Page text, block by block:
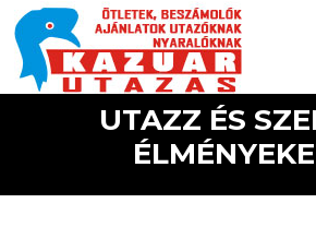
Ugrás a tartalomra
UTAZZ ÉS